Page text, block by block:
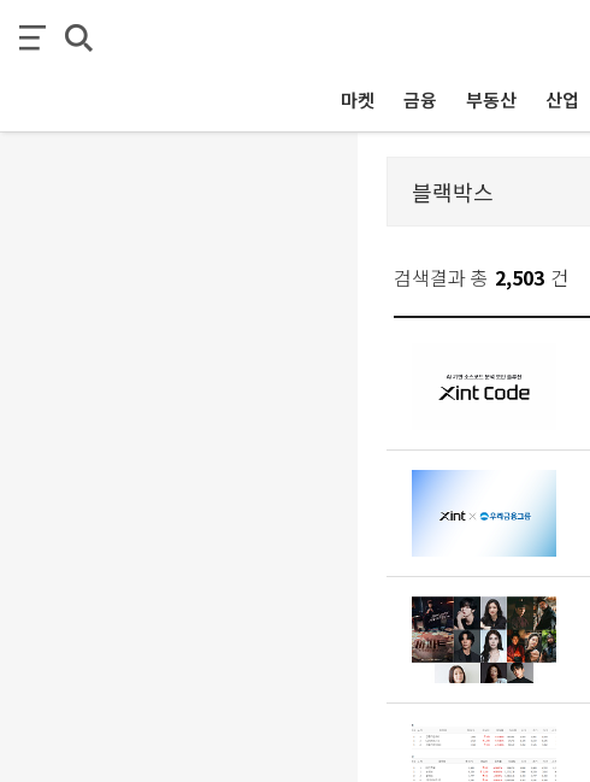
마켓 금융 부동산 산업
검색결과 총 2,503 건